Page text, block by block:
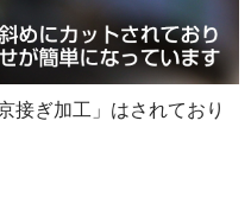
接ぎ加工」はされており